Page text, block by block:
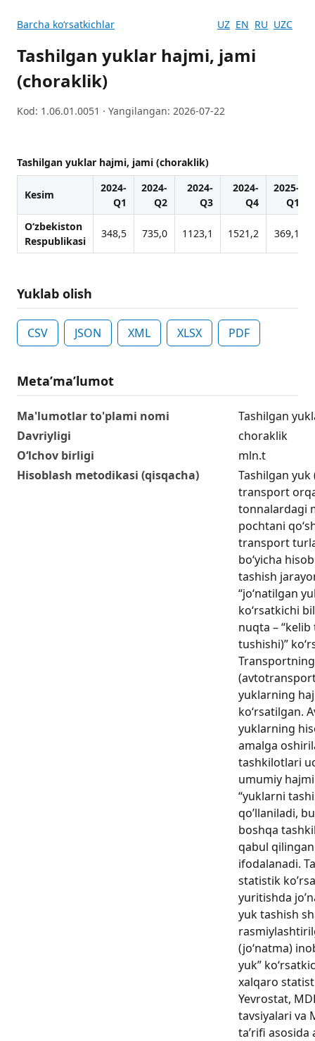
Barcha koʻrsatkichlar UZ EN RU UZC
Tashilgan yuklar hajmi, jami
(choraklik)
Kod: 1.06.01.0051 · Yangilangan: 2026-07-22
Tashilgan yuklar hajmi, jami (choraklik)
Kesim
2024-
Q1
2024-
Q2
2024-
Q3
2024-
Q4
2025-
Q1
O‘zbekiston
Respublikasi
348,5 735,0 1123,1 1521,2 369,1
Yuklab olish
CSV JSON XML XLSX PDF
Metaʼmaʼlumot
Ma'lumotlar to'plami nomi
Tashilgan
Davriyligi
choraklik
O‘lchov birligi
mln.t
Hisoblash metodikasi (qisqacha)
Tashilgan
transport
tonnalardagi
pochtani
transport
bo‘yicha
tashish
“jo‘natilgan
ko‘rsatkichi
nuqta –
tushishi)”
yuklarning
ko‘rsatilgan.
yuklarning
amalga
tashkilotlari
umumiy
“yuklarni
qoʼllaniladi,
boshqa
qabul
ifodalanadi.
statistik
yuritishda
yuk tashish
(jo‘natma)
yuk”
xalqaro
Yevrostat,
tavsiyalari va
ta’rifi